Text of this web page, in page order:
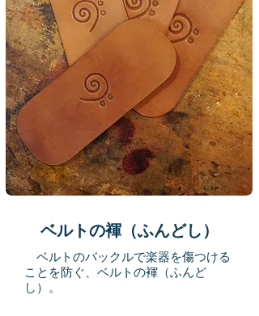
ベルトの褌（ふんどし）
ベルトのバックルで楽器を傷つける
ことを防ぐ、ベルトの褌（ふんど
し）。